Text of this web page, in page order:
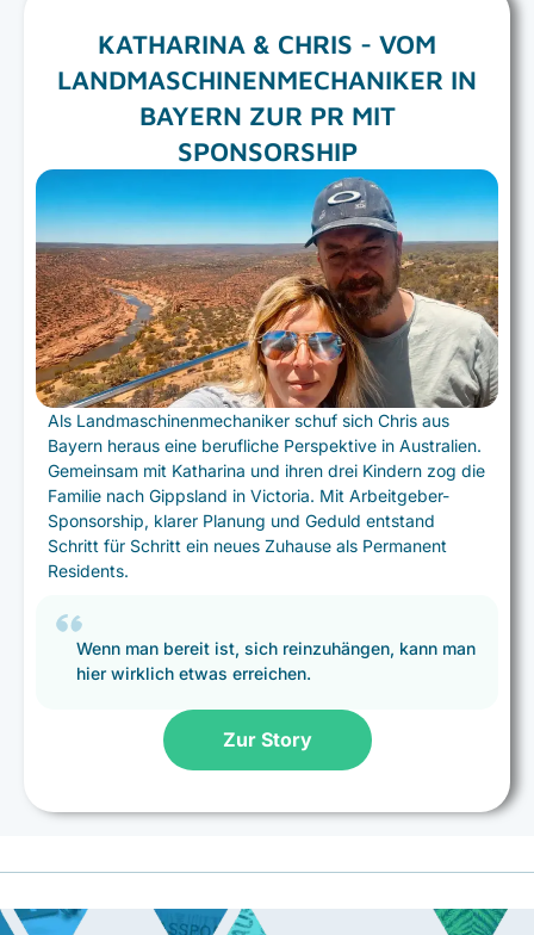
KATHARINA & CHRIS - VOM
LANDMASCHINENMECHANIKER IN
BAYERN ZUR PR MIT
SPONSORSHIP
Als Landmaschinenmechaniker schuf sich Chris aus
Bayern heraus eine berufliche Perspektive in Australien.
Gemeinsam mit Katharina und ihren drei Kindern zog die
Familie nach Gippsland in Victoria. Mit Arbeitgeber-
Sponsorship, klarer Planung und Geduld entstand
Schritt für Schritt ein neues Zuhause als Permanent
Residents.
Wenn man bereit ist, sich reinzuhängen, kann man
hier wirklich etwas erreichen.
Zur Story